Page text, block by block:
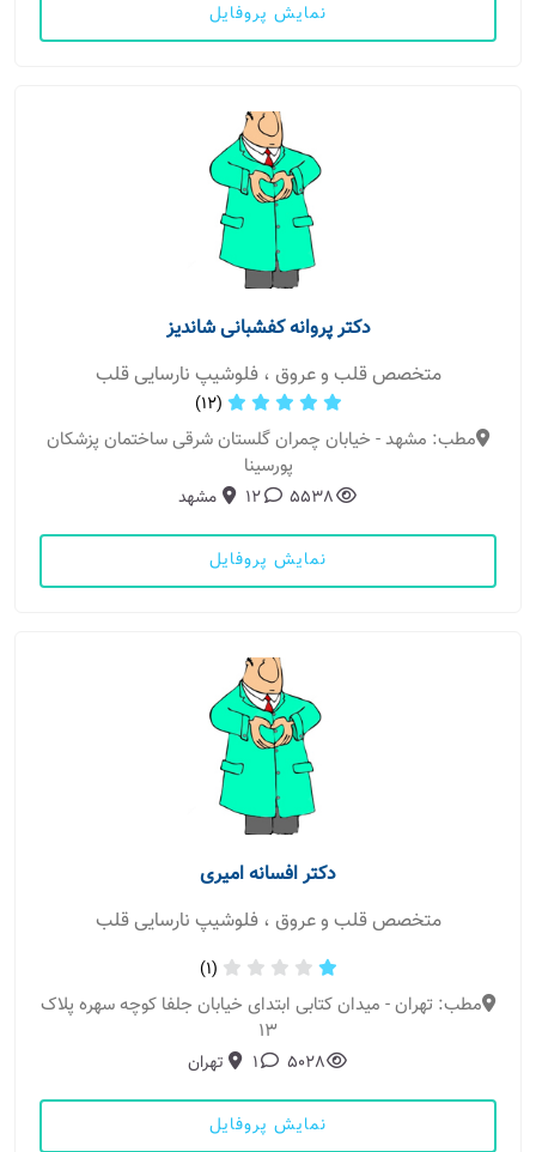
نمایش پروفایل
دکتر پروانه کفشبانی شاندیز
متخصص قلب و عروق ، فلوشیپ نارسایی قلب
(12)
مطب: مشهد - خیابان چمران گلستان شرقی ساختمان پزشکان
پورسینا
5538
12 مشهد
نمایش پروفایل
دکتر افسانه امیری
متخصص قلب و عروق ، فلوشیپ نارسایی قلب
(1)
مطب: تهران - میدان کتابی ابتدای خیابان جلفا کوچه سهره پلاک
13
5028
1 تهران
نمایش پروفایل